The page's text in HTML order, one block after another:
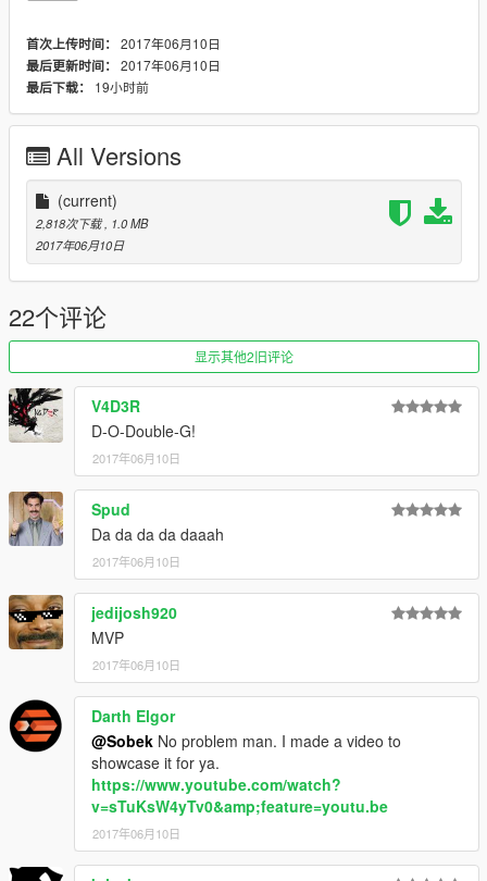
首次上传时间： 2017年06月10日
最后更新时间： 2017年06月10日
最后下载：
19小时前
All Versions
(current)
2,818次下载, 1.0 MB
2017年06月10日
22个评论
显示其他2旧评论
V4D3R
D-O-Double-G!
2017年06月10日
Spud
Da da da da daaah
2017年06月10日
jedijosh920
MVP
2017年06月10日
Darth Elgor
@Sobek No problem man. I made a video to
showcase it for ya.
https://www.youtube.com/watch?
v=sTuKsW4yTv0&amp;feature=youtu.be
2017年06月10日